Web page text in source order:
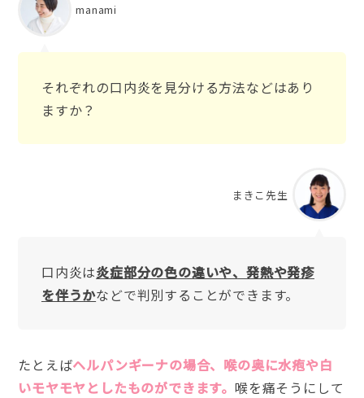
manami
それぞれの口内炎を見分ける方法などはあり
ますか？
まきこ先生
口内炎は炎症部分の色の違いや、発熱や発疹
を伴うかなどで判別することができます。
たとえばヘルパンギーナの場合、喉の奥に水疱や白
いモヤモヤとしたものができます。 喉を痛そうにして